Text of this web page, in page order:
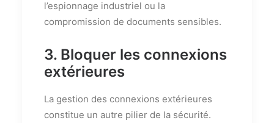
l’espionnage industriel ou la
compromission de documents sensibles.
3. Bloquer les connexions
extérieures
La gestion des connexions extérieures
constitue un autre pilier de la sécurité.